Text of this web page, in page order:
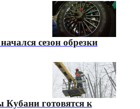
сезон обрезки
Кубани готовятся к